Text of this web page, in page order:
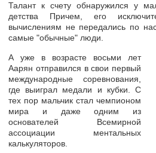
Талант к счету обнаружился у
детства Причем, его
вычислениям не передались по
самые "обычные" люди.
А уже в возрасте восьми лет
Аарян отправился в свои первый
международные соревнования,
где выиграл медали и кубки. С
тех пор мальчик стал чемпионом
мира и даже одним из
основателей Всемирной
ассоциации ментальных
калькуляторов.